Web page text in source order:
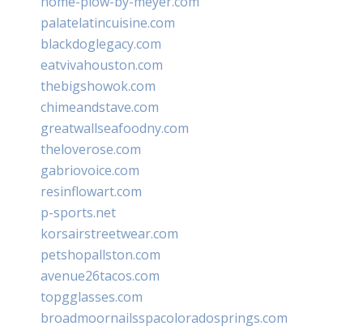
palatelatincuisine.com
blackdoglegacy.com
eatvivahouston.com
thebigshowok.com
chimeandstave.com
greatwallseafoodny.com
theloverose.com
gabriovoice.com
resinflowart.com
p-sports.net
korsairstreetwear.com
petshopallston.com
avenue26tacos.com
topgglasses.com
broadmoornailsspacoloradosprings.com